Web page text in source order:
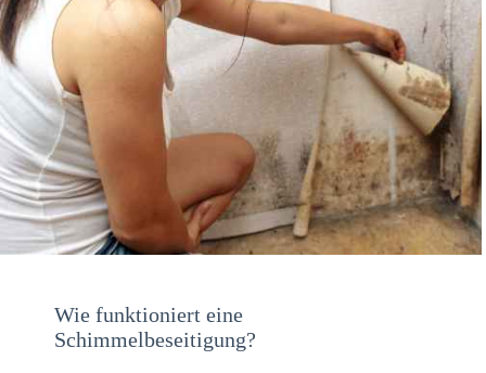
Wie funktioniert eine
Schimmelbeseitigung?